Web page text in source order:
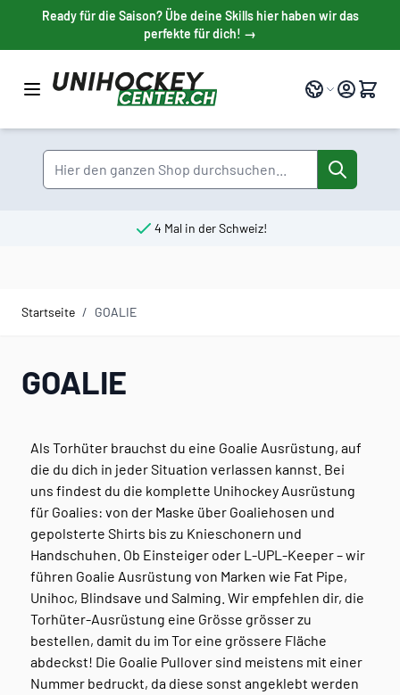
Direkt zum Inhalt
Ready für die Saison? Übe deine Skills hier haben wir das
perfekte für dich! →
Sprache
Suche
4 Mal in der Schweiz!
Startseite / GOALIE
GOALIE
Als Torhüter brauchst du eine Goalie Ausrüstung, auf
die du dich in jeder Situation verlassen kannst. Bei
uns findest du die komplette Unihockey Ausrüstung
für Goalies: von der Maske über Goaliehosen und
gepolsterte Shirts bis zu Knieschonern und
Handschuhen. Ob Einsteiger oder L-UPL-Keeper – wir
führen Goalie Ausrüstung von Marken wie Fat Pipe,
Unihoc, Blindsave und Salming. Wir empfehlen dir, die
Torhüter-Ausrüstung eine Grösse grösser zu
bestellen, damit du im Tor eine grössere Fläche
abdeckst! Die Goalie Pullover sind meistens mit einer
Nummer bedruckt, da diese sonst angeklebt werden